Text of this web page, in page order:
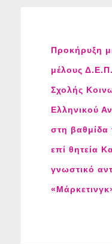
Προκήρυξη
μέλους
Σχολής
Ελληνικού
στη βαθμίδα
επί θητεία
γνωστικό